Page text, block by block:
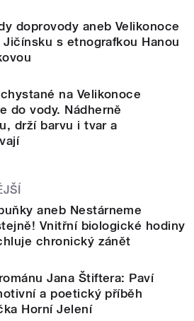
doprovody aneb Velikonoce
Jičínsku s etnografkou Hanou
na Velikonoce
do vody. Nádherně
drží barvu i tvar a
aneb Nestárneme
Vnitřní biologické hodiny
chronický zánět
Jana Štiftera: Paví
a poetický příběh
Horní Jelení